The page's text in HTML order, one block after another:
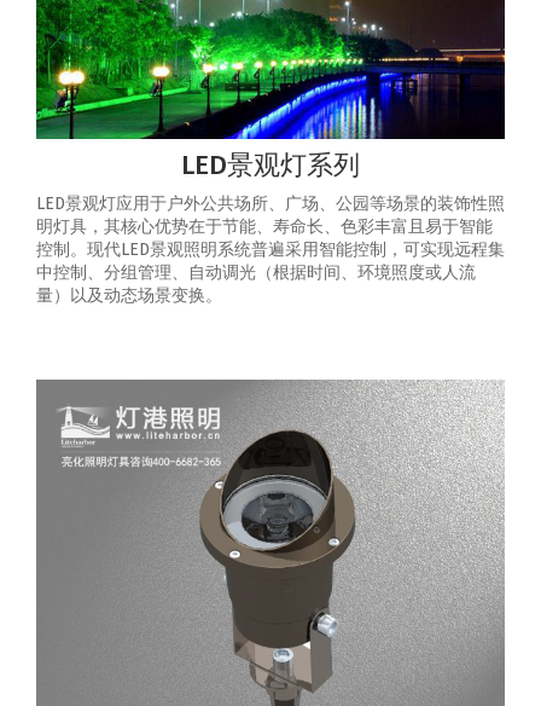
LED景观灯系列
LED景观灯应用于户外公共场所、广场、公园等场景的装饰性照
明灯具，其核心优势在于节能、寿命长、色彩丰富且易于智能
控制‌。‌现代LED景观照明系统普遍采用智能控制，可实现‌远程集
中控制、分组管理、自动调光（根据时间、环境照度或人流
量）以及动态场景变换‌。